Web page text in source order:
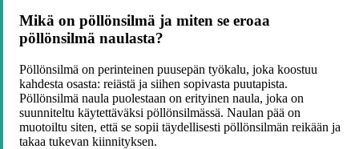
Mikä on pöllönsilmä ja miten se eroaa
pöllönsilmä naulasta?
Pöllönsilmä on perinteinen puusepän työkalu, joka koostuu
kahdesta osasta: reiästä ja siihen sopivasta puutapista.
Pöllönsilmä naula puolestaan on erityinen naula, joka on
suunniteltu käytettäväksi pöllönsilmässä. Naulan pää on
muotoiltu siten, että se sopii täydellisesti pöllönsilmän reikään ja
takaa tukevan kiinnityksen.